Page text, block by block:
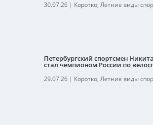
30.07.26| Коротко, Летние виды
Петербургский спортсмен
стал чемпионом России по
29.07.26| Коротко, Летние виды